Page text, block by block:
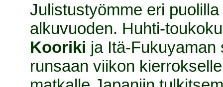
Julistustyömme eri
alkuvuoden. Huhti-
Kooriki ja Itä-
runsaan viikon